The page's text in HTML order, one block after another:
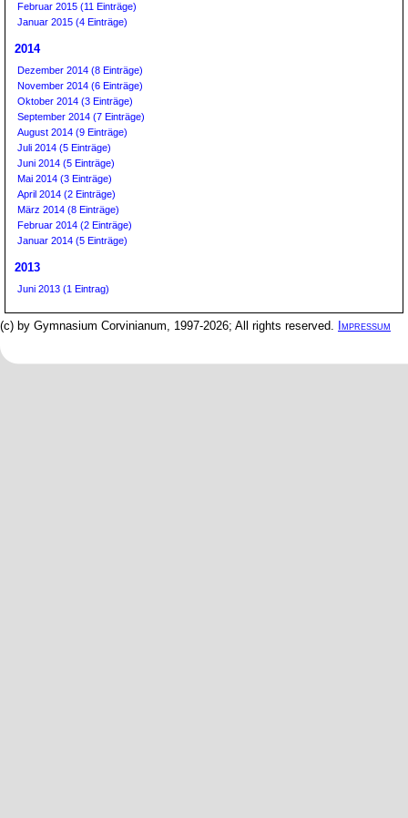
Februar 2015 (11 Einträge)
Januar 2015 (4 Einträge)
2014
Dezember 2014 (8 Einträge)
November 2014 (6 Einträge)
Oktober 2014 (3 Einträge)
September 2014 (7 Einträge)
August 2014 (9 Einträge)
Juli 2014 (5 Einträge)
Juni 2014 (5 Einträge)
Mai 2014 (3 Einträge)
April 2014 (2 Einträge)
März 2014 (8 Einträge)
Februar 2014 (2 Einträge)
Januar 2014 (5 Einträge)
2013
Juni 2013 (1 Eintrag)
(c) by Gymnasium Corvinianum, 1997-2026; All rights reserved. Impressum